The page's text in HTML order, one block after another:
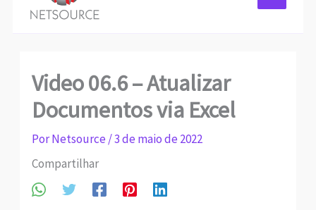
Video 06.6 – Atualizar
Documentos via Excel
PorNetsource /3 de maio de 2022
Compartilhar